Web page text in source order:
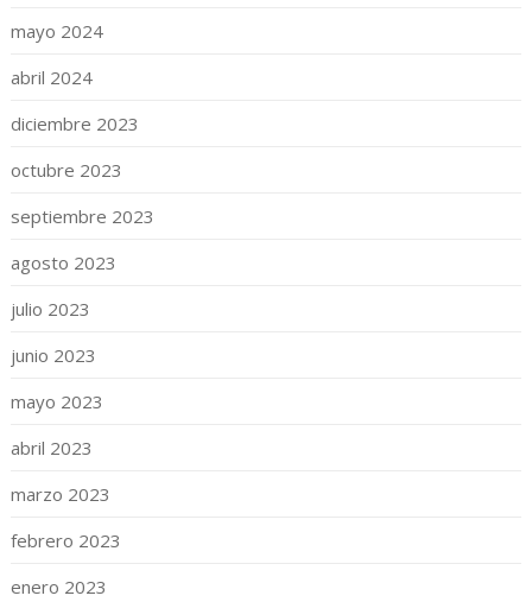
mayo 2024
abril 2024
diciembre 2023
octubre 2023
septiembre 2023
agosto 2023
julio 2023
junio 2023
mayo 2023
abril 2023
marzo 2023
febrero 2023
enero 2023